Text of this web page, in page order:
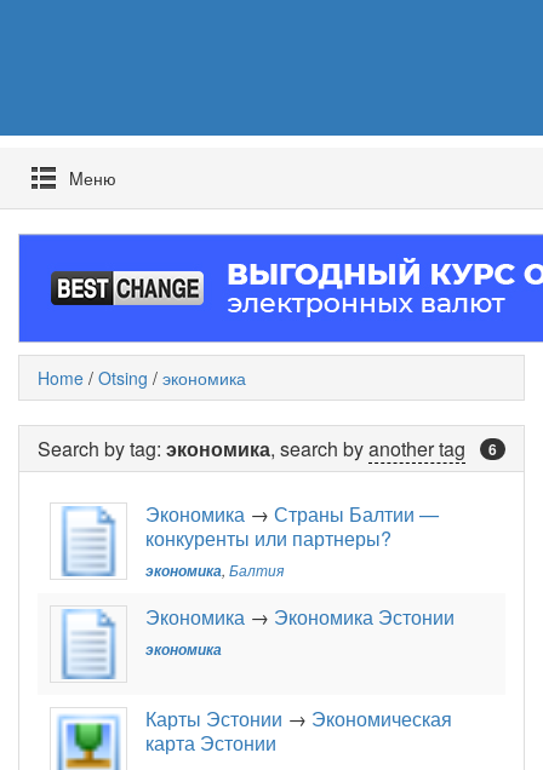
Mеню
Home / Otsing / экономика
6
Search by tag: экономика, search byanother tag
Экономика → Страны Балтии —
конкуренты или партнеры?
экономика, Балтия
Экономика → Экономика Эстонии
экономика
Карты Эстонии → Экономическая
карта Эстонии